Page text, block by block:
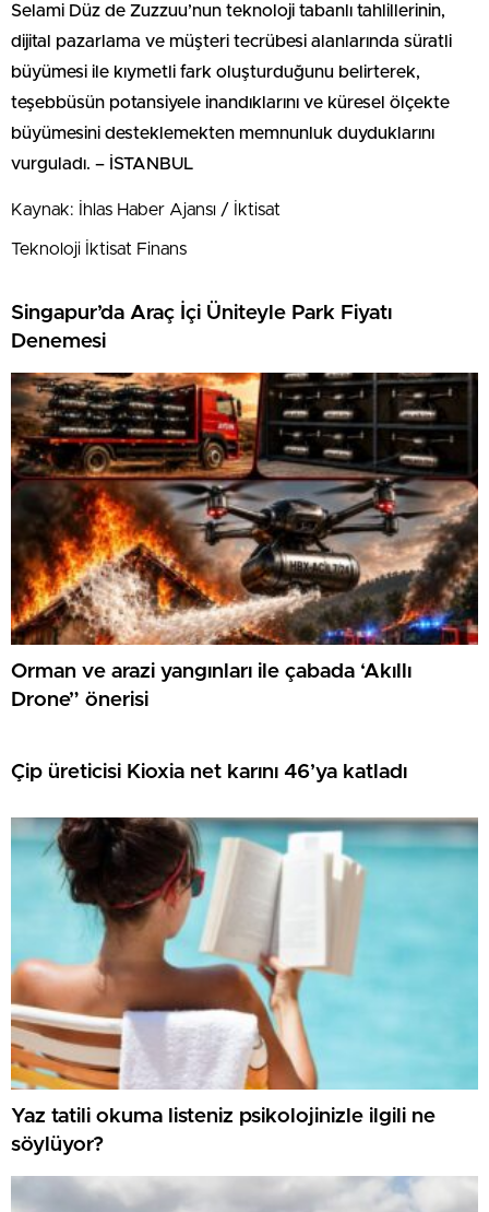
Selami Düz de Zuzzuu’nun teknoloji tabanlı tahlillerinin,
dijital pazarlama ve müşteri tecrübesi alanlarında süratli
büyümesi ile kıymetli fark oluşturduğunu belirterek,
teşebbüsün potansiyele inandıklarını ve küresel ölçekte
büyümesini desteklemekten memnunluk duyduklarını
vurguladı. – İSTANBUL
Kaynak: İhlas Haber Ajansı / İktisat
Teknoloji İktisat Finans
Singapur’da Araç İçi Üniteyle Park Fiyatı
Denemesi
Orman ve arazi yangınları ile çabada ‘Akıllı
Drone” önerisi
Çip üreticisi Kioxia net karını 46’ya katladı
Yaz tatili okuma listeniz psikolojinizle ilgili ne
söylüyor?